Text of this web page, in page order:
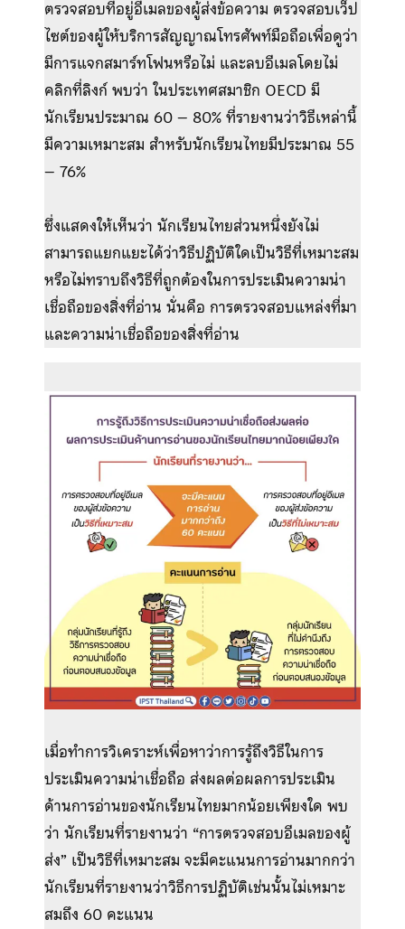
ตรวจสอบที่อยู่อีเมลของผู้ส่งข้อความ ตรวจสอบเว็ป
ไซต์ของผู้ให้บริการสัญญาณโทรศัพท์มือถือเพื่อดูว่า
มีการแจกสมาร์ทโฟนหรือไม่ และลบอีเมลโดยไม่
คลิกที่ลิงก์ พบว่า ในประเทศสมาชิก OECD มี
นักเรียนประมาณ 60 – 80% ที่รายงานว่าวิธีเหล่านี้
มีความเหมาะสม สำหรับนักเรียนไทยมีประมาณ 55
– 76%
ซึ่งแสดงให้เห็นว่า นักเรียนไทยส่วนหนึ่งยังไม่
สามารถแยกแยะได้ว่าวิธีปฏิบัติใดเป็นวิธีที่เหมาะสม
หรือไม่ทราบถึงวิธีที่ถูกต้องในการประเมินความน่า
เชื่อถือของสิ่งที่อ่าน นั่นคือ การตรวจสอบแหล่งที่มา
และความน่าเชื่อถือของสิ่งที่อ่าน
เมื่อทำการวิเคราะห์เพื่อหาว่าการรู้ถึงวิธีในการ
ประเมินความน่าเชื่อถือ ส่งผลต่อผลการประเมิน
ด้านการอ่านของนักเรียนไทยมากน้อยเพียงใด พบ
ว่า นักเรียนที่รายงานว่า “การตรวจสอบอีเมลของผู้
ส่ง” เป็นวิธีที่เหมาะสม จะมีคะแนนการอ่านมากกว่า
นักเรียนที่รายงานว่าวิธีการปฏิบัติเช่นนั้นไม่เหมาะ
สมถึง 60 คะแนน